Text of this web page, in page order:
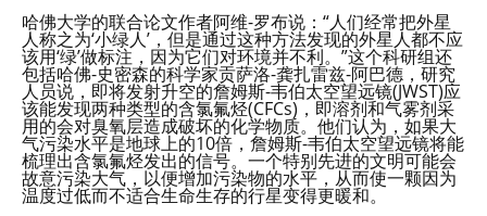
哈佛大学的联合论文作者阿维-罗布说：“人们经常把外星
人称之为‘小绿人’，但是通过这种方法发现的外星人都不应
该用‘绿’做标注，因为它们对环境并不利。”这个科研组还
包括哈佛-史密森的科学家贡萨洛-龚扎雷兹-阿巴德，研究
人员说，即将发射升空的詹姆斯-韦伯太空望远镜(JWST)应
该能发现两种类型的含氯氟烃(CFCs)，即溶剂和气雾剂采
用的会对臭氧层造成破坏的化学物质。他们认为，如果大
气污染水平是地球上的10倍，詹姆斯-韦伯太空望远镜将能
梳理出含氯氟烃发出的信号。一个特别先进的文明可能会
故意污染大气，以便增加污染物的水平，从而使一颗因为
温度过低而不适合生命生存的行星变得更暖和。